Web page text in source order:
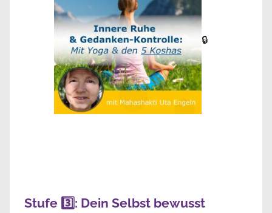
🔒
Stufe 3️⃣: Dein Selbst bewusst